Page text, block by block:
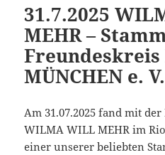
31.7.2025
MEHR –
Freundeskreis
MÜNCHEN e. V.
Am 31.07.2025 fand mit
WILMA WILL MEHR im
einer unserer beliebten